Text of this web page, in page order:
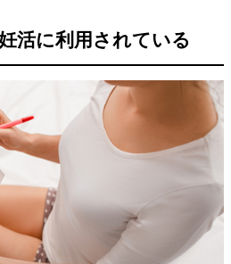
活に利用されている